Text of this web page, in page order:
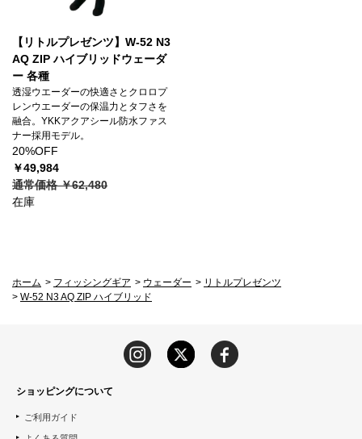
【リトルプレゼンツ】W-52 N3
AQ ZIP ハイブリッドウェーダ
ー 各種
透湿ウエーダーの快適さとクロロプ
レンウエーダーの保温力とタフさを
融合。YKKアクアシール防水ファス
ナー採用モデル。
20%OFF
￥49,984
通常価格 ￥62,480
在庫
ホーム > フィッシングギア > ウェーダー > リトルプレゼンツ
> W-52 N3 AQ ZIP ハイブリッド
ショッピングについて
ご利用ガイド